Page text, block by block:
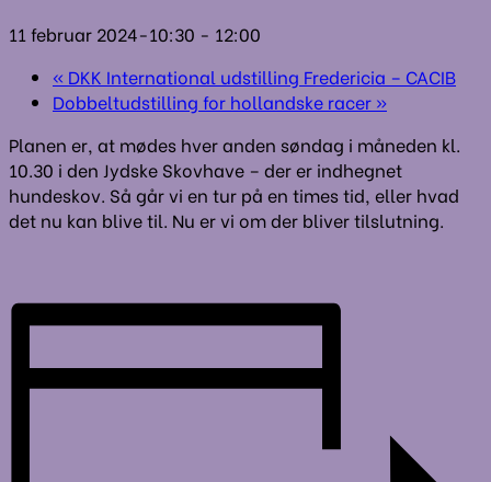
11 februar 2024-10:30 - 12:00
« DKK International udstilling Fredericia – CACIB
Dobbeltudstilling for hollandske racer »
Planen er, at mødes hver anden søndag i måneden kl.
10.30 i den Jydske Skovhave – der er indhegnet
hundeskov. Så går vi en tur på en times tid, eller hvad
det nu kan blive til. Nu er vi om der bliver tilslutning.